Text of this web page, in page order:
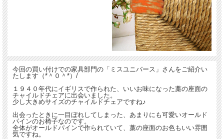
今回の買い付けでの家具部門の「ミスユニバース」さんをご紹介い
たします（*＾０＾*）/
１９４０年代にイギリスで作られた、いいお味になった藁の座面の
チャイルドチェアに出会いました。
少し大きめサイズのチャイルドチェアですね♪
出会ったときに一目ぼれしてしまった、あまりにも可愛いオールド
パインのお椅子なのです。
全体がオールドパインで作られていて、藁の座面のお色もいい雰囲
気ですね。